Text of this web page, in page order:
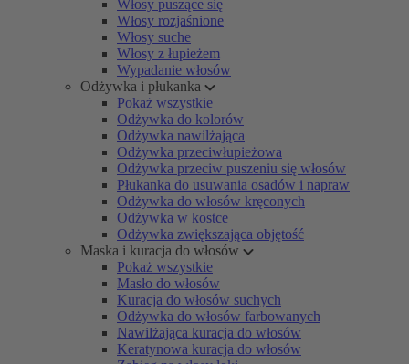
Włosy puszące się
Włosy rozjaśnione
Włosy suche
Włosy z łupieżem
Wypadanie włosów
Odżywka i płukanka
Pokaż wszystkie
Odżywka do kolorów
Odżywka nawilżająca
Odżywka przeciwłupieżowa
Odżywka przeciw puszeniu się włosów
Płukanka do usuwania osadów i napraw
Odżywka do włosów kręconych
Odżywka w kostce
Odżywka zwiększająca objętość
Maska i kuracja do włosów
Pokaż wszystkie
Masło do włosów
Kuracja do włosów suchych
Odżywka do włosów farbowanych
Nawilżająca kuracja do włosów
Keratynowa kuracja do włosów